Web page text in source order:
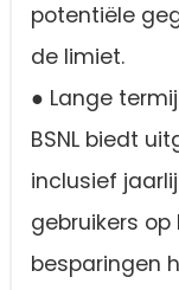
potentiële
de limiet.
● Lange
BSNL biedt
inclusief
gebruikers
besparingen